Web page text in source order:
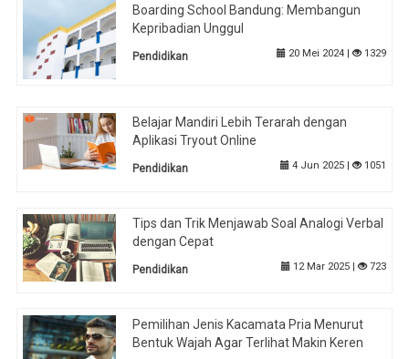
Boarding School Bandung: Membangun
Kepribadian Unggul
Pendidikan 20 Mei 2024 | 1329
Belajar Mandiri Lebih Terarah dengan
Aplikasi Tryout Online
Pendidikan 4 Jun 2025 | 1051
Tips dan Trik Menjawab Soal Analogi Verbal
dengan Cepat
Pendidikan 12 Mar 2025 | 723
Pemilihan Jenis Kacamata Pria Menurut
Bentuk Wajah Agar Terlihat Makin Keren